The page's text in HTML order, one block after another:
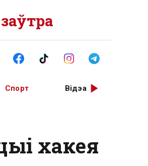
Спорт Відэа
хакея